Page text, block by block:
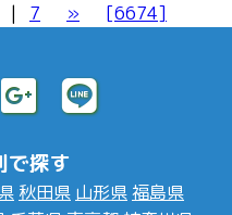
| 7 » [6674]
で探す
秋田県 山形県福島県